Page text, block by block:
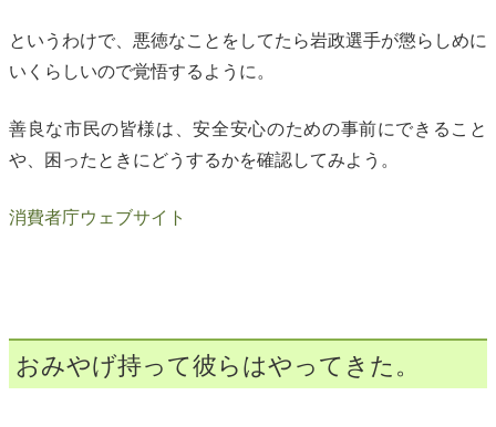
というわけで、悪徳なことをしてたら岩政選手が懲らしめに
いくらしいので覚悟するように。
善良な市民の皆様は、安全安心のための事前にできること
や、困ったときにどうするかを確認してみよう。
消費者庁ウェブサイト
おみやげ持って彼らはやってきた。